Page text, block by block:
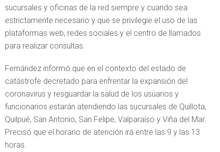
sucursales y oficinas de la red siempre y cuando sea
estrictamente necesario y que se privilegie el uso de las
plataformas web, redes sociales y el centro de llamados
para realizar consultas.
Fernández informó que en el contexto del estado de
catástrofe decretado para enfrentar la expansión del
coronavirus y resguardar la salud de los usuarios y
funcionarios estarán atendiendo las sucursales de Quillota,
Quilpué, San Antonio, San Felipe, Valparaíso y Viña del Mar.
Precisó que el horario de atención irá entre las 9 y las 13
horas.